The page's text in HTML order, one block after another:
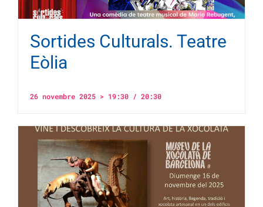
Sortides Culturals. Teatre
Eòlia
26 novembre 2025 > 19:30/ 20:30